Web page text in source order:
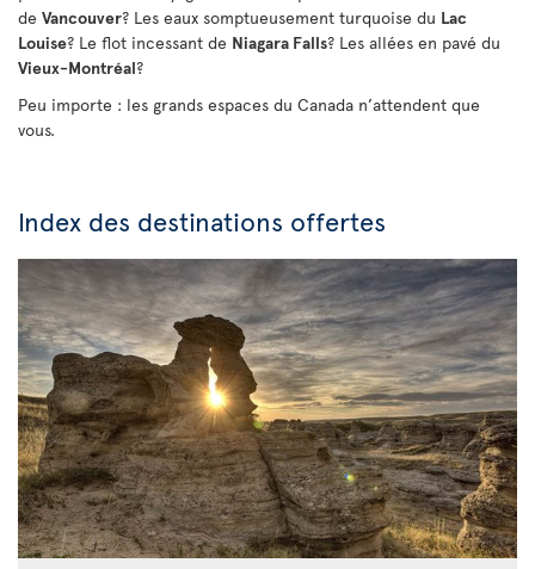
de Vancouver? Les eaux somptueusement turquoise du Lac
Louise? Le flot incessant de Niagara Falls? Les allées en pavé du
Vieux-Montréal?
Peu importe : les grands espaces du Canada n’attendent que
vous.
Index des destinations offertes